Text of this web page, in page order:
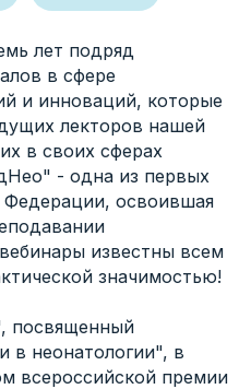
лет подряд
в сфере
и инноваций, которые
лекторов нашей
в своих сферах
- одна из первых
освоившая
известны всем
значимостью!
посвященный
в неонатологии", в
всероссийской премии